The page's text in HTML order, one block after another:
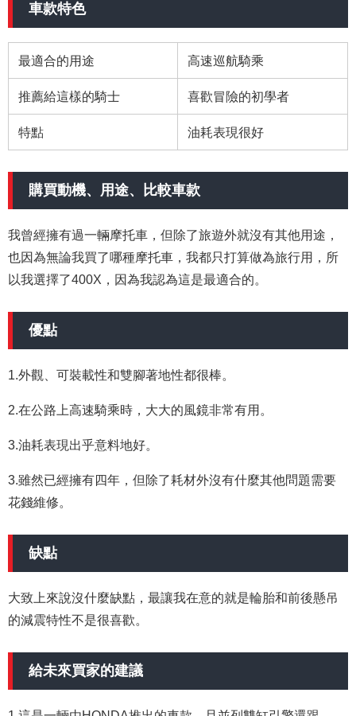
車款特色
最適合的用途 高速巡航騎乘
推薦給這樣的騎士 喜歡冒險的初學者
特點 油耗表現很好
購買動機、用途、比較車款
我曾經擁有過一輛摩托車，但除了旅遊外就沒有其他用途，
也因為無論我買了哪種摩托車，我都只打算做為旅行用，所
以我選擇了400X，因為我認為這是最適合的。
優點
1.外觀、可裝載性和雙腳著地性都很棒。
2.在公路上高速騎乘時，大大的風鏡非常有用。
3.油耗表現出乎意料地好。
3.雖然已經擁有四年，但除了耗材外沒有什麼其他問題需要
花錢維修。
缺點
大致上來說沒什麼缺點，最讓我在意的就是輪胎和前後懸吊
的減震特性不是很喜歡。
給未來買家的建議